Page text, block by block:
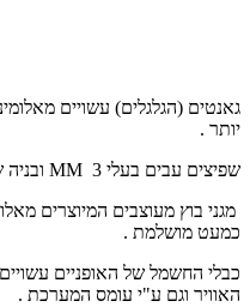
גאנטים (הגלגלים) עשויים
יותר .
שפיצים עבים בעלי 3
MM
מגני בוץ מעוצבים המיוצרים
כמעט מושלמת .
כבלי החשמל של האופניים
האוויר וגם ע"י עומס המערכת .